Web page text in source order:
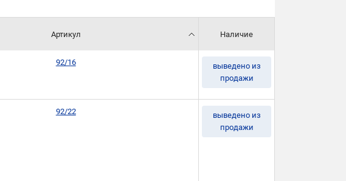
Артикул
92/16
Наличие
выведено из
продажи
92/22
выведено из
продажи